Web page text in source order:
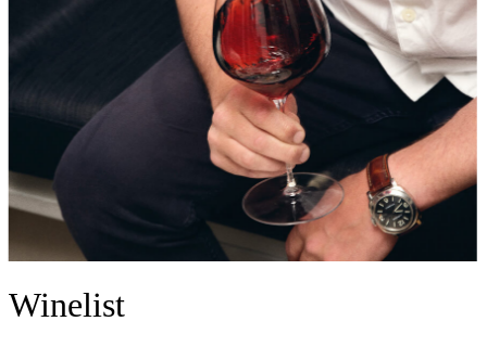
Winelist